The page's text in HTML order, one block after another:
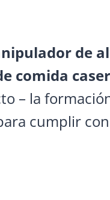
de
comida
– la
cumplir